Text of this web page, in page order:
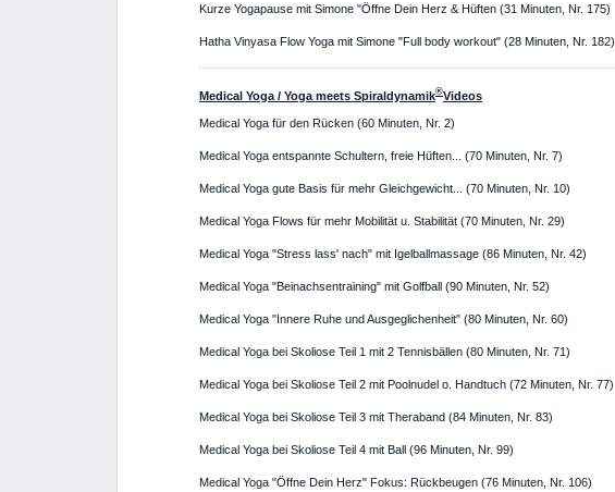
Kurze Yogapause mit Simone "Öffne Dein Herz & Hüften (31 Minuten, Nr. 175)
Hatha Vinyasa Flow Yoga mit Simone "Full body workout" (28 Minuten, Nr. 182)
Medical Yoga / Yoga meets Spiraldynamik®Videos
Medical Yoga für den Rücken (60 Minuten, Nr. 2)
Medical Yoga entspannte Schultern, freie Hüften... (70 Minuten, Nr. 7)
Medical Yoga gute Basis für mehr Gleichgewicht... (70 Minuten, Nr. 10)
Medical Yoga Flows für mehr Mobilität u. Stabilität (70 Minuten, Nr. 29)
Medical Yoga "Stress lass' nach" mit Igelballmassage (86 Minuten, Nr. 42)
Medical Yoga "Beinachsentraining" mit Golfball (90 Minuten, Nr. 52)
Medical Yoga "Innere Ruhe und Ausgeglichenheit" (80 Minuten, Nr. 60)
Medical Yoga bei Skoliose Teil 1 mit 2 Tennisbällen (80 Minuten, Nr. 71)
Medical Yoga bei Skoliose Teil 2 mit Poolnudel o. Handtuch (72 Minuten, Nr. 77)
Medical Yoga bei Skoliose Teil 3 mit Theraband (84 Minuten, Nr. 83)
Medical Yoga bei Skoliose Teil 4 mit Ball (96 Minuten, Nr. 99)
Medical Yoga "Öffne Dein Herz" Fokus: Rückbeugen (76 Minuten, Nr. 106)